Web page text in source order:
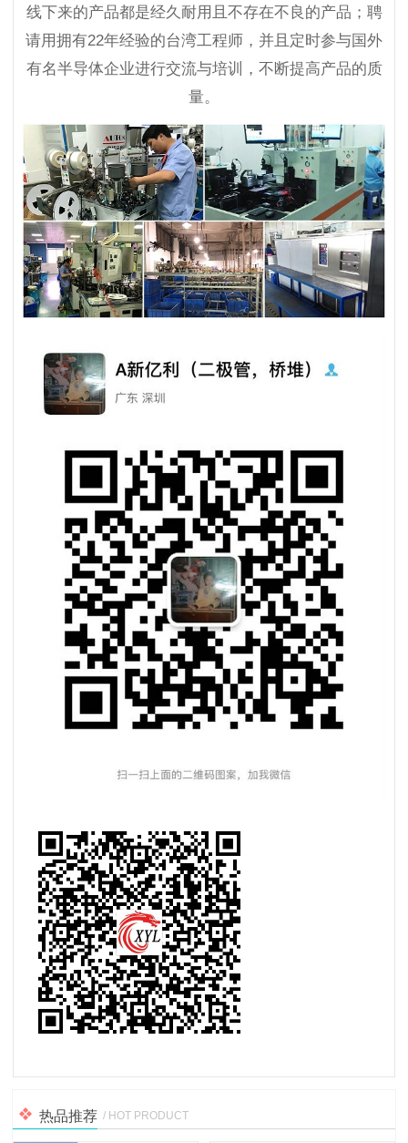
线下来的产品都是经久耐用且不存在不良的产品；聘
请用拥有22年经验的台湾工程师，并且定时参与国外
有名半导体企业进行交流与培训，不断提高产品的质
量。
热品推荐 / HOT PRODUCT